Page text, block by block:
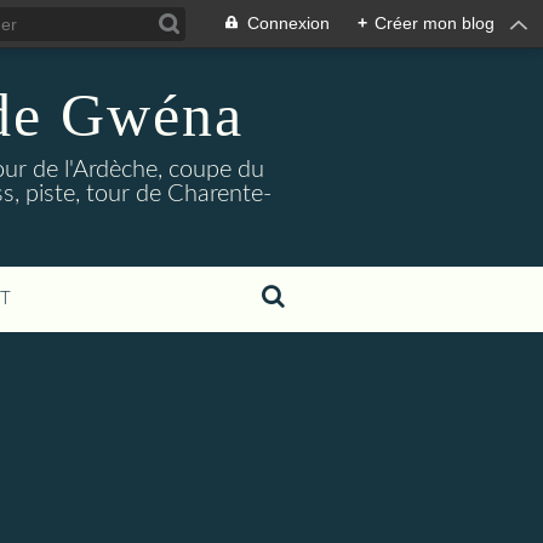
Connexion + Créer mon blog
Gwéna
de l'Ardèche, coupe du
piste, tour de Charente-